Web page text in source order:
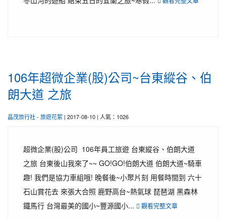
106年超微企業(股)公司~台東縱谷、伯
朗大道 之旅
晶茂旅行社- 旅遊花絮 | 2017-08-10 | 人氣：1026
超微企業(股)公司 106年員工旅遊 台東縱谷、伯朗大道
之旅 台東後山我來了~~ GO!GO!伯朗大道 伯朗大道~騎車
趣! 我們是協力車組哦! 晚餐後~小聚片刻 用餐時間到 六十
石山賞花去 來張大合照 鹿野高台~熱氣球 琵琶湖 黑森林
鐵馬行 台灣最美的國小~豐源國小...
觀看完整文章